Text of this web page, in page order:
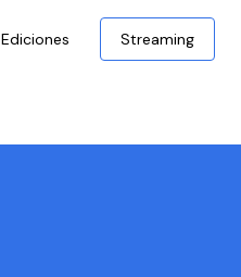
Ediciones Streaming